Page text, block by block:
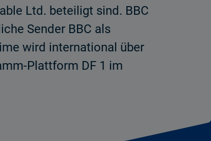
Ltd. beteiligt sind. BBC
Sender BBC als
wird international über
Plattform DF 1 im